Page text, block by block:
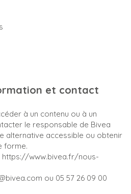
et contact
à un contenu ou à un
le responsable de Bivea
alternative accessible ou obtenir
forme.
www.bivea.fr/nous-
ou 05 57 26 09 00